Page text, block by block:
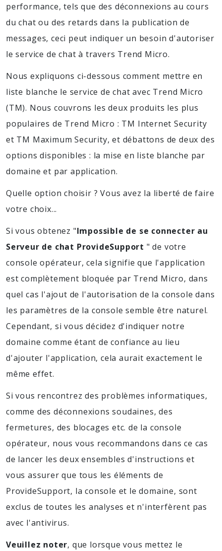
performance, tels que des déconnexions au cours
du chat ou des retards dans la publication de
messages, ceci peut indiquer un besoin d'autoriser
le service de chat à travers Trend Micro.
Nous expliquons ci-dessous comment mettre en
liste blanche le service de chat avec Trend Micro
(TM). Nous couvrons les deux produits les plus
populaires de Trend Micro : TM Internet Security
et TM Maximum Security, et débattons de deux des
options disponibles : la mise en liste blanche par
domaine et par application.
Quelle option choisir ? Vous avez la liberté de faire
votre choix...
Si vous obtenez "Impossible de se connecter au
Serveur de chat ProvideSupport " de votre
console opérateur, cela signifie que l'application
est complètement bloquée par Trend Micro, dans
quel cas l'ajout de l'autorisation de la console dans
les paramètres de la console semble être naturel.
Cependant, si vous décidez d'indiquer notre
domaine comme étant de confiance au lieu
d'ajouter l'application, cela aurait exactement le
même effet.
Si vous rencontrez des problèmes informatiques,
comme des déconnexions soudaines, des
fermetures, des blocages etc. de la console
opérateur, nous vous recommandons dans ce cas
de lancer les deux ensembles d'instructions et
vous assurer que tous les éléments de
ProvideSupport, la console et le domaine, sont
exclus de toutes les analyses et n'interfèrent pas
avec l'antivirus.
Veuillez noter, que lorsque vous mettez le